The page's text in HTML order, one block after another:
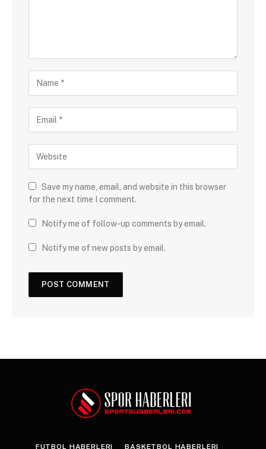
Save my name, email, and website in this browser
for the next time I comment.
Notify me of follow-up comments by email.
Notify me of new posts by email.
FUTBOL HABERLERI BASKETBOL HABERLERI